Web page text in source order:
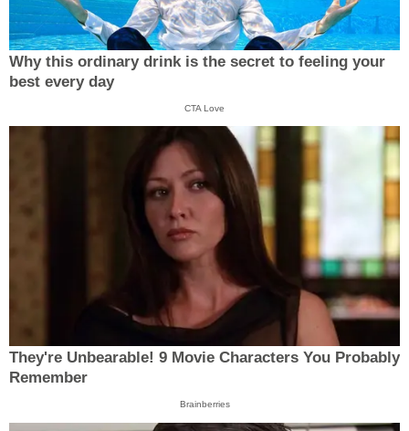
Why this ordinary drink is the secret to feeling your
best every day
CTA Love
They're Unbearable! 9 Movie Characters You Probably
Remember
Brainberries